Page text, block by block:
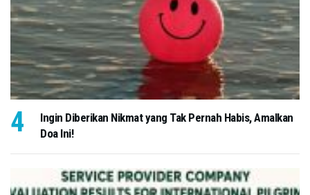
Ingin Diberikan Nikmat yang Tak Pernah Habis, Amalkan
Doa Ini!